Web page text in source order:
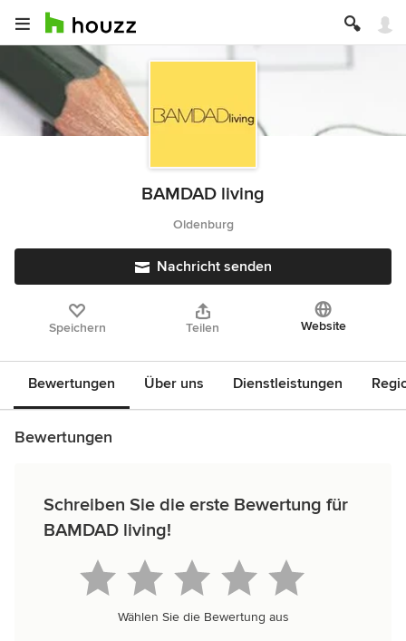
BAMDAD living
Oldenburg
Nachricht senden
Speichern Teilen Website
Bewertungen Über uns Dienstleistungen
Bewertungen
Schreiben Sie die erste Bewertung für
BAMDAD living!
Wählen Sie die Bewertung aus